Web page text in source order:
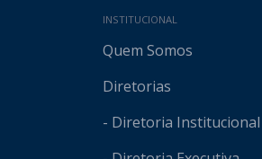
Mapa
INSTITUCIONAL
Quem Somos
Diretorias
- Diretoria Institucional